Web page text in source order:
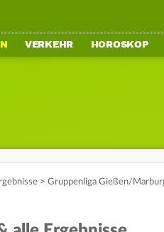
VERKEHR HOROSKOP
> Gruppenliga Gießen/